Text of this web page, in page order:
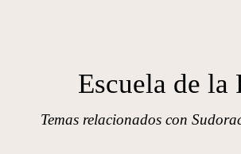
Escuela de la
Temas relacionados con